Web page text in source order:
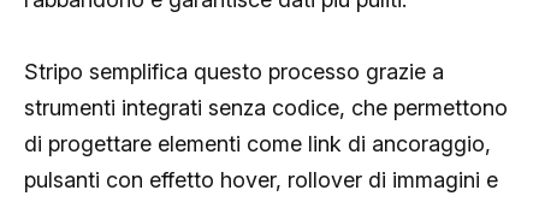
Stripo semplifica questo processo grazie a
strumenti integrati senza codice, che permettono
di progettare elementi come link di ancoraggio,
pulsanti con effetto hover, rollover di immagini e